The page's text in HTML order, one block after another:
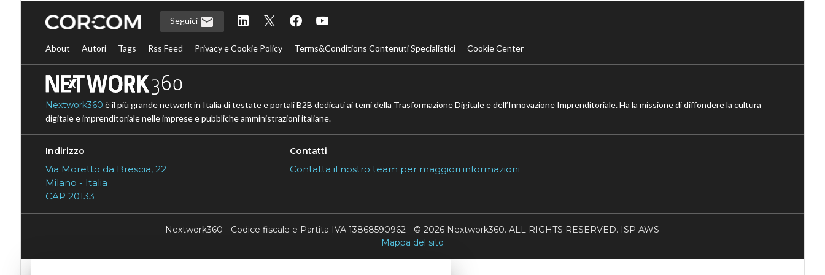
Seguici
About Autori Tags Rss Feed Privacy e Cookie Policy Terms&Conditions Contenuti Specialistici Cookie Center
Nextwork360 è il più grande network in Italia di testate e portali B2B dedicati ai temi della Trasformazione Digitale e dell’Innovazione Imprenditoriale. Ha la missione di diffondere la cultura
digitale e imprenditoriale nelle imprese e pubbliche amministrazioni italiane.
Indirizzo
Via Moretto da Brescia, 22
Milano - Italia
CAP 20133
Contatti
Contatta il nostro team per maggiori informazioni
Nextwork360 - Codice fiscale e Partita IVA 13868590962 - © 2026 Nextwork360. ALL RIGHTS RESERVED. ISP AWS
Mappa del sito